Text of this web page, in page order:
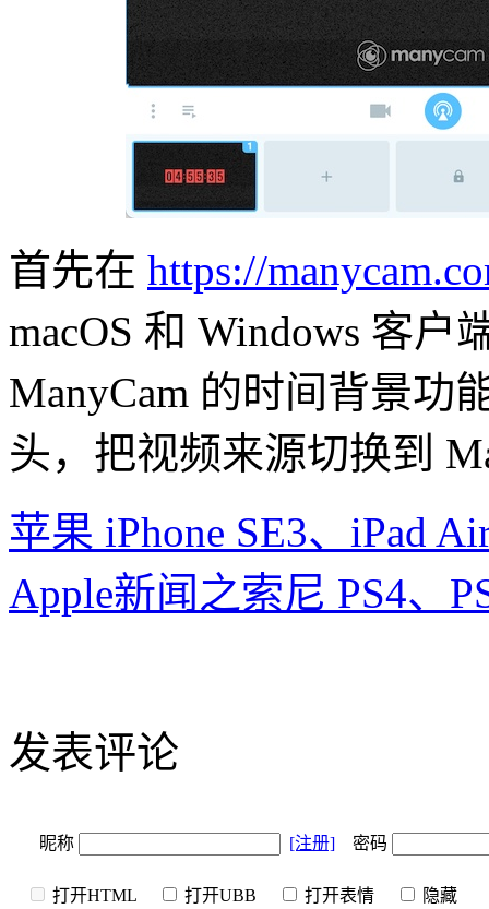
首先在 https://
macOS 和 Windows 客
ManyCam 的时间背景功
头，把视频来源切换到
苹果 iPhone SE3、iPad
Apple新闻之索尼 PS4、
发表评论
昵称 [注册] 密码
打开HTML 打开UBB 打开表情 隐